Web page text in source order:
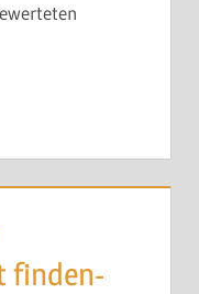
finden-